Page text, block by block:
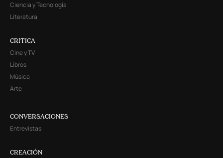
Ciencia y Tecnología
Literatura
CRITICA
Cine y TV
Libros
Música
Arte
CONVERSACIONES
Entrevistas
CREACIÓN